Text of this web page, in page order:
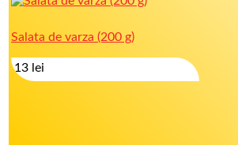
Salata de varza (200 g)
13 lei